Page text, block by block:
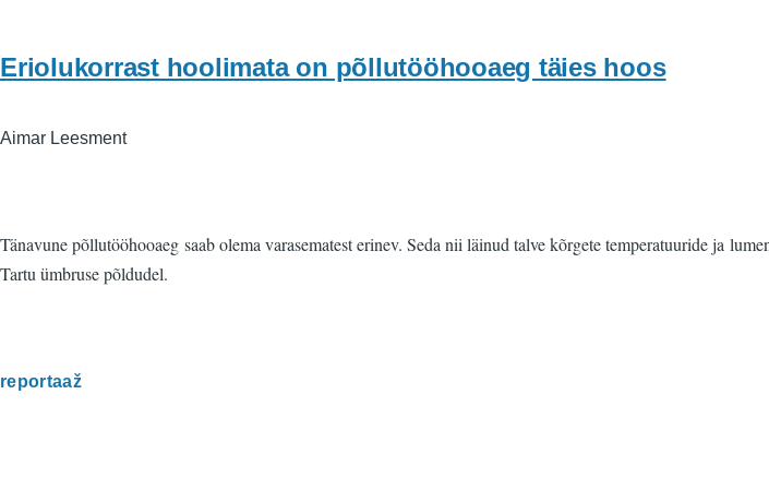
Eriolukorrast hoolimata on põllutööhooaeg täies hoos
Aimar Leesment
Tänavune põllutööhooaeg saab olema varasematest erinev. Seda nii läinud talve kõrgete temperatuuride ja
Tartu ümbruse põldudel.
reportaaž